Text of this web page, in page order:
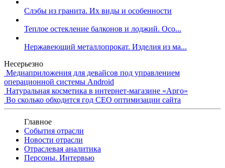
Слэбы из гранита. Их виды и особенности
Теплое остекление балконов и лоджий. Осо...
Нержавеющий металлопрокат. Изделия из ма...
Несерьезно
Медиаприложения для девайсов под управлением
операционной системы Android
Натуральная косметика в интернет-магазине «Арго»
Во сколько обходится год СЕО оптимизации сайта
Главное
События отрасли
Новости отрасли
Отраслевая аналитика
Персоны. Интервью